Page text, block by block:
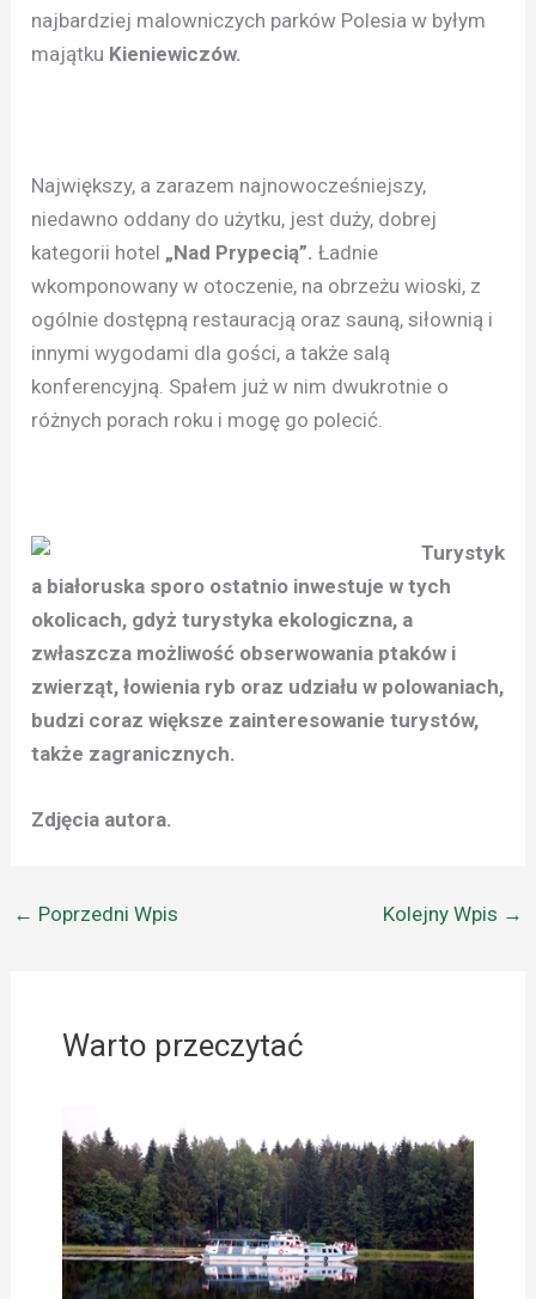
najbardziej malowniczych parków Polesia w byłym
majątku Kieniewiczów.
Największy, a zarazem najnowocześniejszy,
niedawno oddany do użytku, jest duży, dobrej
kategorii hotel „Nad Prypecią”. Ładnie
wkomponowany w otoczenie, na obrzeżu wioski, z
ogólnie dostępną restauracją oraz sauną, siłownią i
innymi wygodami dla gości, a także salą
konferencyjną. Spałem już w nim dwukrotnie o
różnych porach roku i mogę go polecić.
Turystyk
a białoruska sporo ostatnio inwestuje w tych
okolicach, gdyż turystyka ekologiczna, a
zwłaszcza możliwość obserwowania ptaków i
zwierząt, łowienia ryb oraz udziału w polowaniach,
budzi coraz większe zainteresowanie turystów,
także zagranicznych.
Zdjęcia autora.
← Poprzedni Wpis Kolejny Wpis →
Warto przeczytać